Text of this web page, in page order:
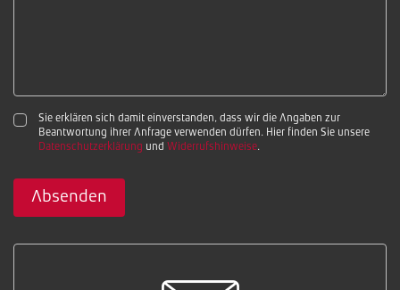
Sie erklären sich damit einverstanden, dass wir die Angaben zur
Beantwortung ihrer Anfrage verwenden dürfen. Hier finden Sie unsere
Datenschutzerklärung und Widerrufshinweise.
Absenden